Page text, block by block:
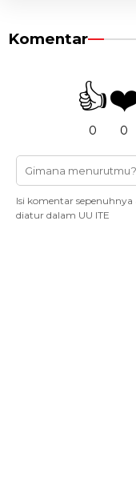
Komentar
👍
0 0
Isi komentar
diatur dalam UU ITE